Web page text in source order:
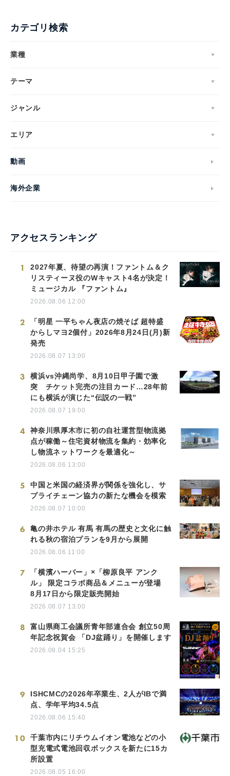
カテゴリ検索
業種
テーマ
ジャンル
エリア
動画
海外企業
アクセスランキング
1
2027年夏、待望の再演！ファントム＆ク
リスティーヌ役のWキャスト4名が決定！
ミュージカル 『ファントム』
2026.08.06 12:00
2
「明星 一平ちゃん夜店の焼そば 超特盛
からしマヨ2個付」2026年8月24日(月)新
発売
2026.08.07 13:00
3
横浜vs沖縄尚学、8月10日甲子園で激
突 チケット完売の注目カード…28年前
にも横浜が演じた“伝説の一戦”
2026.08.07 19:00
4
神奈川県厚木市に初の自社運営型物流拠
点が稼働～住宅資材物流を集約・効率化
し物流ネットワークを最適化～
2026.08.06 13:00
5
中国と米国の経済界が関係を強化し、サ
プライチェーン協力の新たな機会を模索
2026.08.07 10:00
6
亀の井ホテル 有馬 有馬の歴史と文化に触
れる秋の宿泊プランを9月から展開
2026.08.06 11:00
7
「横濱ハーバー」×「柳原良平 アンク
ル」 限定コラボ商品＆メニューが登場
8月17日から限定販売開始
2026.08.07 13:00
8
富山県商工会議所青年部連合会 創立50周
年記念祝賀会 「DJ盆踊り」を開催します
2026.08.04 15:25
9
ISHCMCの2026年卒業生、2人がIBで満
点、学年平均34.5点
2026.08.06 15:40
10
千葉市内にリチウムイオン電池などの小
型充電式電池回収ボックスを新たに15カ
所設置
2026.08.05 16:00